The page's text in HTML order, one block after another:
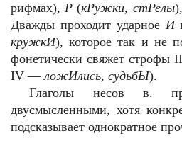
рифмах), Р(кРужки, стРелы),
Дважды проходит ударное И
кружкИ), которое так и не
фонетически свяжет строфы II
IV —ложИлись, судьбЫ).
Глаголы несов в.
двусмысленными, хотя
подсказывает однократное